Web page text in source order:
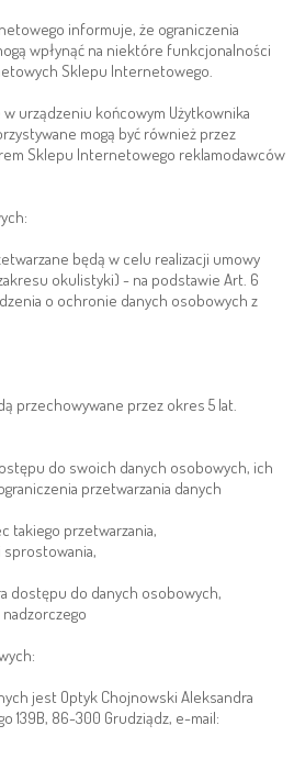
informuje, że ograniczenia
wpłynąć na niektóre funkcjonalności
Sklepu Internetowego.
urządzeniu końcowym Użytkownika
mogą być również przez
Sklepu Internetowego reklamodawców
będą w celu realizacji umowy
okulistyki) - na podstawie Art. 6
o ochronie danych osobowych z
przechowywane przez okres 5 lat.
do swoich danych osobowych, ich
przetwarzania danych
takiego przetwarzania,
sprostowania,
dostępu do danych osobowych,
jest Optyk Chojnowski Aleksandra
139B, 86-300 Grudziądz, e-mail: